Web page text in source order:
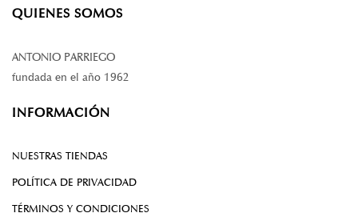
QUIENES SOMOS
ANTONIO PARRIEGO
fundada en el año 1962
INFORMACIÓN
NUESTRAS TIENDAS
POLÍTICA DE PRIVACIDAD
TÉRMINOS Y CONDICIONES